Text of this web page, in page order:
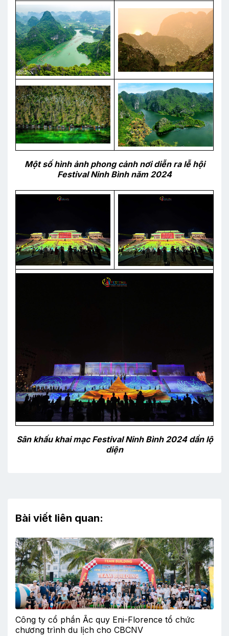
Một số hình ảnh phong cảnh nơi diễn ra lễ hội
Festival Ninh Bình năm 2024
Sân khấu khai mạc Festival Ninh Bình 2024 dần lộ
diện
Bài viết liên quan:
Công ty cổ phần Ắc quy Eni-Florence tổ chức
chương trình du lịch cho CBCNV